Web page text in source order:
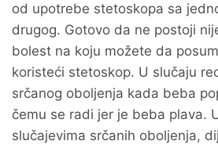
od upotrebe stetoskopa sa
drugog. Gotovo da ne postoji
bolest na koju možete da
koristeći stetoskop. U slučaju
srčanog oboljenja kada beba
čemu se radi jer je beba plava.
slučajevima srčanih oboljenja,